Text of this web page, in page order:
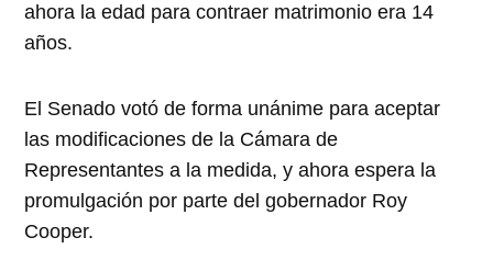
ahora la edad para contraer matrimonio era 14
años.
El Senado votó de forma unánime para aceptar
las modificaciones de la Cámara de
Representantes a la medida, y ahora espera la
promulgación por parte del gobernador Roy
Cooper.